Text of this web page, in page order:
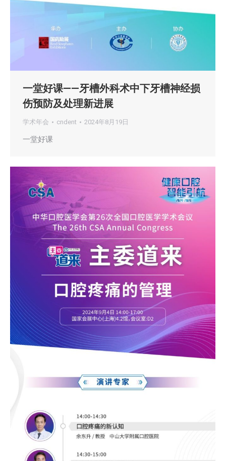
一堂好课——牙槽外科术中下牙槽神经损
伤预防及处理新进展
学术年会 cndent 2024年8月19日
一堂好课